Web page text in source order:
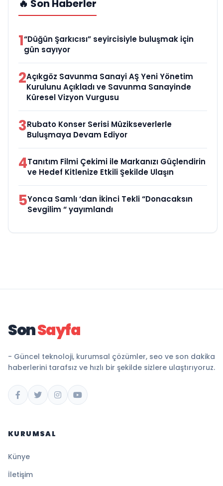
🔥 Son Haberler
1“Düğün Şarkıcısı” seyircisiyle buluşmak için
gün sayıyor
2Açıkgöz Savunma Sanayi AŞ Yeni Yönetim
Kurulunu Açıkladı ve Savunma Sanayinde
Küresel Vizyon Vurgusu
3Rubato Konser Serisi Müzikseverlerle
Buluşmaya Devam Ediyor
4Tanıtım Filmi Çekimi ile Markanızı Güçlendirin
ve Hedef Kitlenize Etkili Şekilde Ulaşın
5Yonca Samlı ‘dan İkinci Tekli “Donacaksın
Sevgilim “ yayımlandı
SonSayfa
- Güncel teknoloji, kurumsal çözümler, seo ve son dakika
haberlerini tarafsız ve hızlı bir şekilde sizlere ulaştırıyoruz.
KURUMSAL
Künye
İletişim